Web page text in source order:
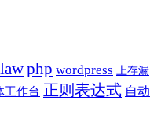
php wordpress
上存漏
工作台 正则表达式 自动